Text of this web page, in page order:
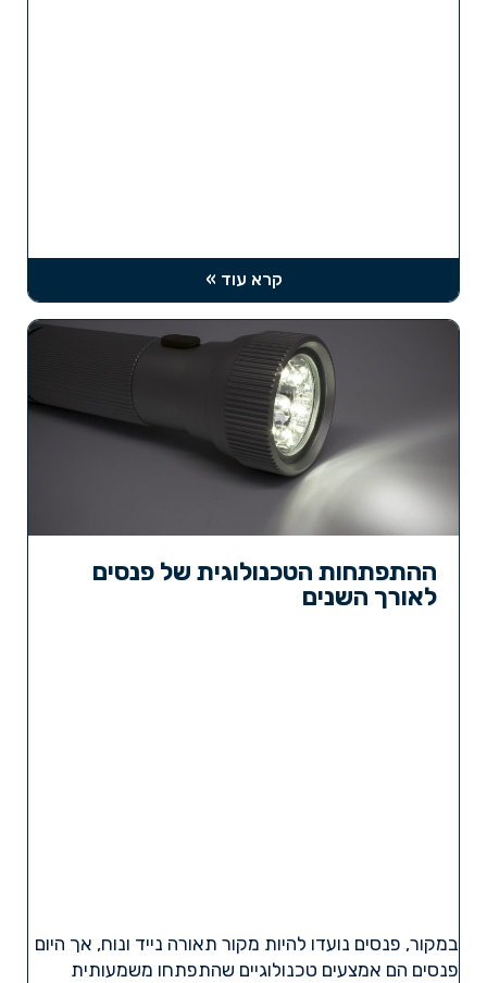
קרא עוד »
ההתפתחות הטכנולוגית של פנסים
לאורך השנים
במקור, פנסים נועדו להיות מקור תאורה נייד ונוח, אך היום
פנסים הם אמצעים טכנולוגיים שהתפתחו משמעותית